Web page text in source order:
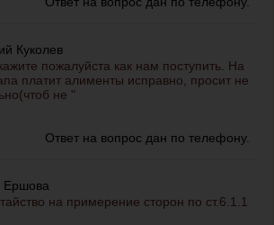
Куколев
пожалуйста как нам поступить. На
платит алименты исправно, просит не
не "
Ответ на вопрос дан по телефону.
Ершова
на примерение сторон по ст.6.1.1